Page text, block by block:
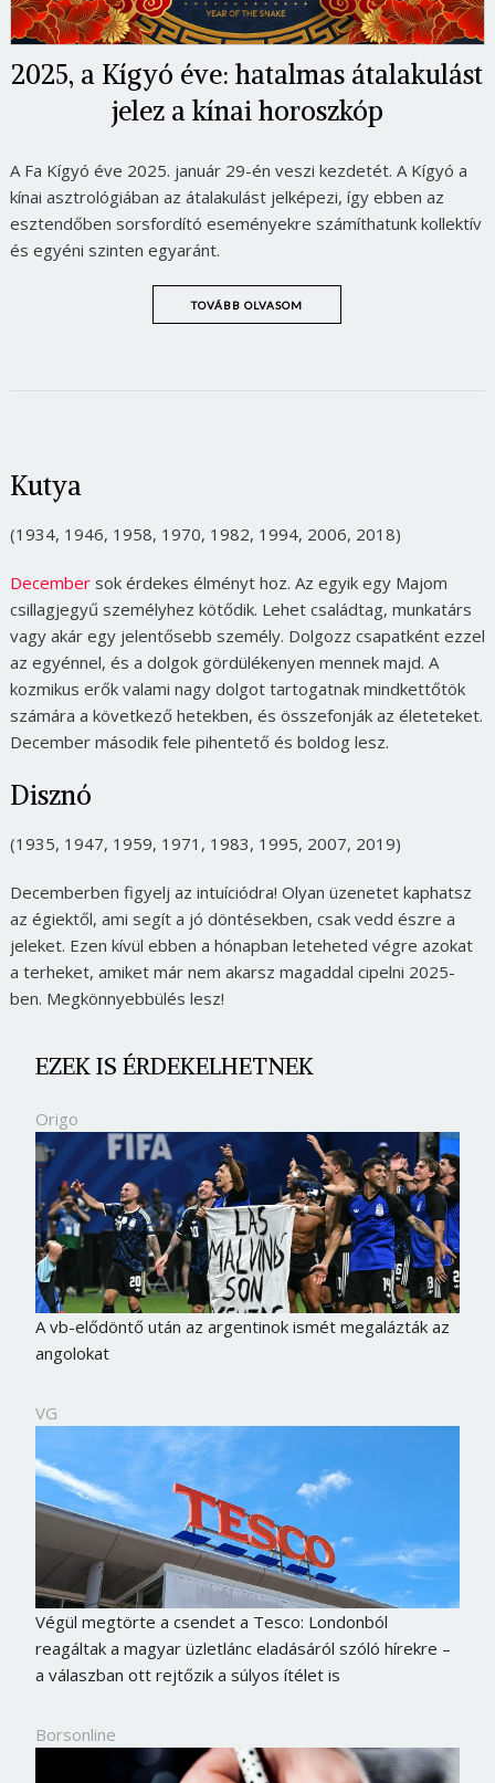
2025, a Kígyó éve: hatalmas átalakulást
jelez a kínai horoszkóp
A Fa Kígyó éve 2025. január 29-én veszi kezdetét. A Kígyó a
kínai asztrológiában az átalakulást jelképezi, így ebben az
esztendőben sorsfordító eseményekre számíthatunk kollektív
és egyéni szinten egyaránt.
TOVÁBB OLVASOM
Kutya
(1934, 1946, 1958, 1970, 1982, 1994, 2006, 2018)
Decembersok érdekes élményt hoz. Az egyik egy Majom
csillagjegyű személyhez kötődik. Lehet családtag, munkatárs
vagy akár egy jelentősebb személy. Dolgozz csapatként ezzel
az egyénnel, és a dolgok gördülékenyen mennek majd. A
kozmikus erők valami nagy dolgot tartogatnak mindkettőtök
számára a következő hetekben, és összefonják az életeteket.
December második fele pihentető és boldog lesz.
Disznó
(1935, 1947, 1959, 1971, 1983, 1995, 2007, 2019)
Decemberben figyelj az intuíciódra! Olyan üzenetet kaphatsz
az égiektől, ami segít a jó döntésekben, csak vedd észre a
jeleket. Ezen kívül ebben a hónapban leteheted végre azokat
a terheket, amiket már nem akarsz magaddal cipelni 2025-
ben. Megkönnyebbülés lesz!
EZEK IS ÉRDEKELHETNEK
Origo
A vb-elődöntő után az argentinok ismét megalázták az
angolokat
VG
Végül megtörte a csendet a Tesco: Londonból
reagáltak a magyar üzletlánc eladásáról szóló hírekre –
a válaszban ott rejtőzik a súlyos ítélet is
Borsonline